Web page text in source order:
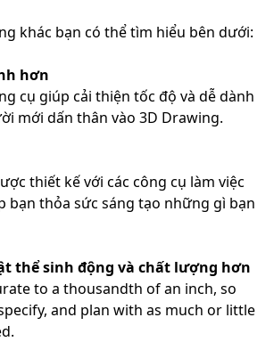
khác bạn có thể tìm hiểu bên dưới:
hơn
cụ giúp cải thiện tốc độ và dễ dành
mới dấn thân vào 3D Drawing.
thiết kế với các công cụ làm việc
bạn thỏa sức sáng tạo những gì bạn
thể sinh động và chất lượng hơn
to a thousandth of an inch, so
and plan with as much or little